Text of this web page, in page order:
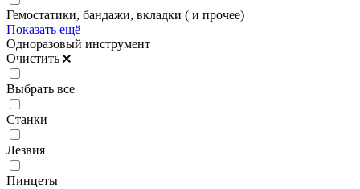
Гемостатики, бандажи, вкладки ( и прочее)
Показать ещё
Одноразовый инструмент
Очистить
Выбрать все
Станки
Лезвия
Пинцеты